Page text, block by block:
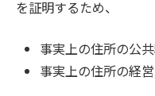
を証明するため、
事実上の住所の公
事実上の住所の経